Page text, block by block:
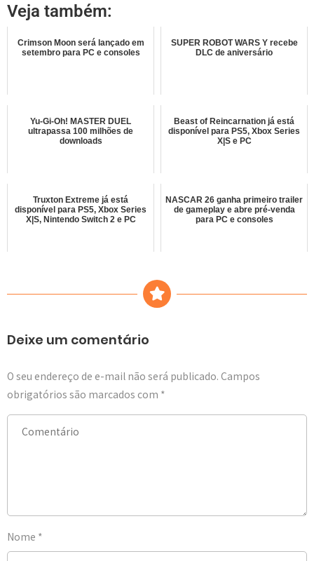
Veja também:
Crimson Moon será lançado em
setembro para PC e consoles
SUPER ROBOT WARS Y recebe
DLC de aniversário
Yu-Gi-Oh! MASTER DUEL
ultrapassa 100 milhões de
downloads
Beast of Reincarnation já está
disponível para PS5, Xbox Series
X|S e PC
Truxton Extreme já está
disponível para PS5, Xbox Series
X|S, Nintendo Switch 2 e PC
NASCAR 26 ganha primeiro trailer
de gameplay e abre pré-venda
para PC e consoles
Deixe um comentário
O seu endereço de e-mail não será publicado. Campos
obrigatórios são marcados com *
Nome *